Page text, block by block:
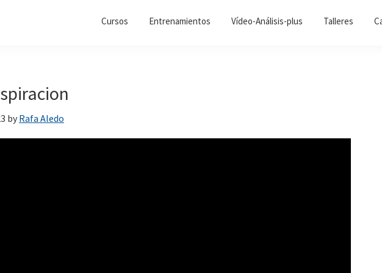
Cursos Entrenamientos Vídeo-Análisis-plus Talleres
by Rafa Aledo